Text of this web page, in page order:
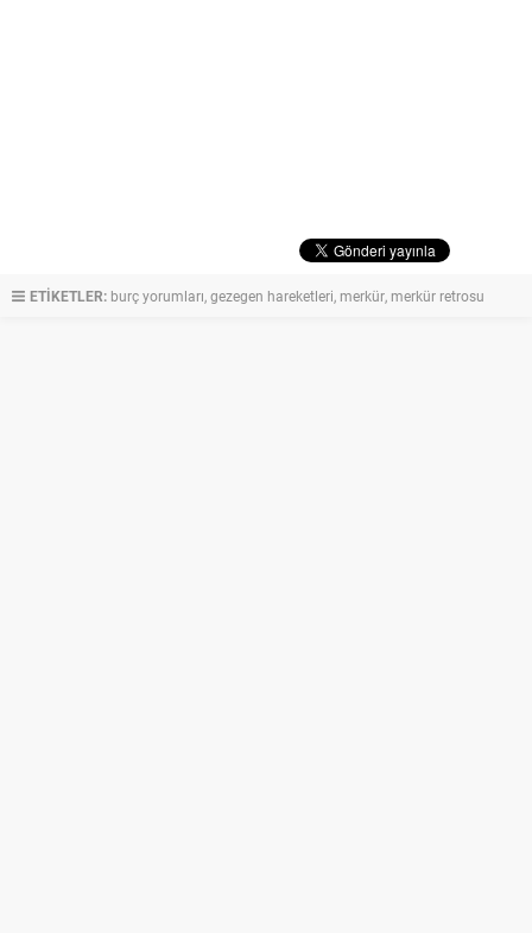
ETİKETLER: burç yorumları,gezegen hareketleri, merkür, merkür retrosu